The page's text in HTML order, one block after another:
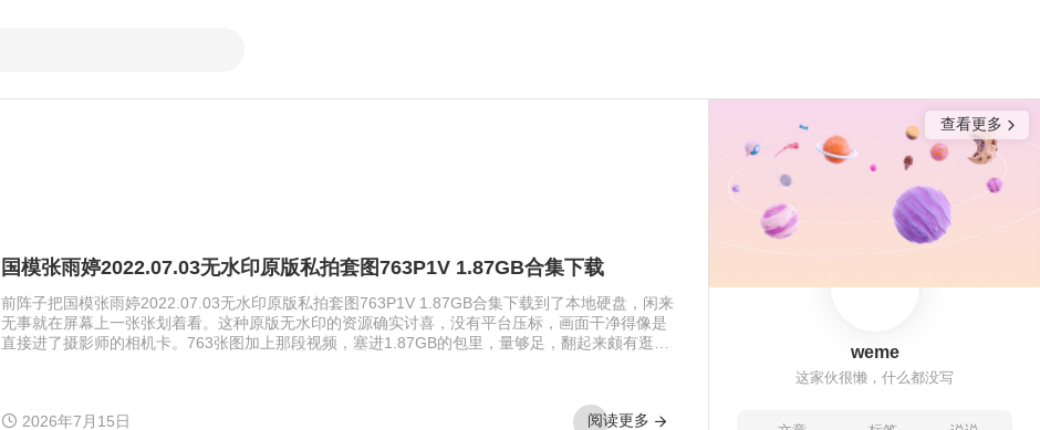
国模张雨婷2022.07.03无水印原版私拍套图763P1V 1.87GB合集下载
前阵子把国模张雨婷2022.07.03无水印原版私拍套图763P1V 1.87GB合集下载到了本地硬盘，闲来
无事就在屏幕上一张张划着看。这种原版无水印的资源确实讨喜，没有平台压标，画面干净得像是
直接进了摄影师的相机卡。763张图加上那段视频，塞进1.87GB的包里，量够足，翻起来颇有逛相
者谁家闲置的民宿。木地板反光很弱，墙角堆着两本旧杂志，窗纱被风吹得半鼓。她就在那样的环
境里走动，光斑落在小腿上，私拍套图最迷人的就是 […]
2026年7月15日 阅读更多
weme
这家伙很懒，什么都没写
查看更多